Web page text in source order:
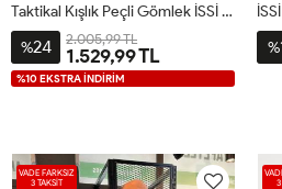
Taktikal Kışlık Peçli Gömlek İSSİ Siyah
%24 2.005,99 TL
1.529,99 TL
%10 EKSTRA İNDİRİM
%
VADE FARKSIZ
3 TAKSİT
3